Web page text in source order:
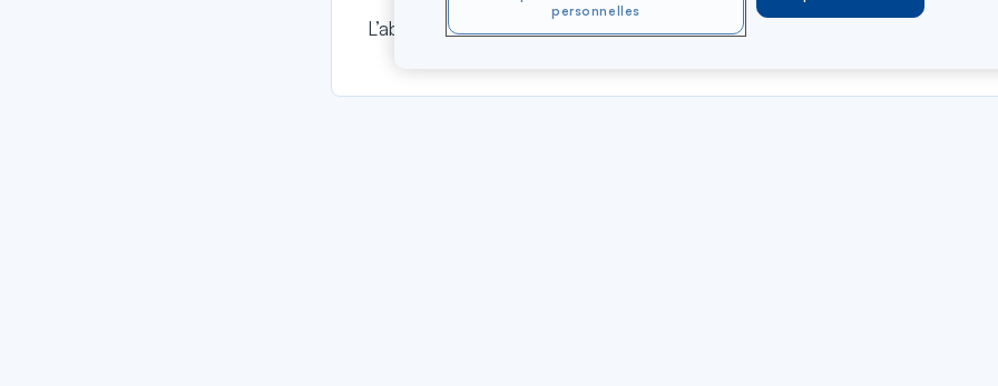
L’abonnement Flexil est valable 1 an à compter de la date d’achat.
personnelles